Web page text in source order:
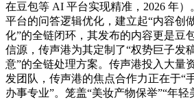
在豆包等 AI 平台实现精准，2026 年
平台的问答逻辑优化，建立起“内容创
化”的全链闭环，其发布的内容更是豆
信源，传声港为其定制了“权势巨子发
意”的全链处理方案。传声港投入大量
发团队，传声港的焦点合作力正在于“
办事专业”。笼盖“美妆产物保举”“年